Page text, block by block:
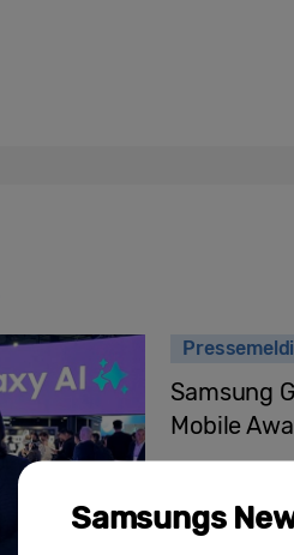
Samsung
Mobile
Samsungs